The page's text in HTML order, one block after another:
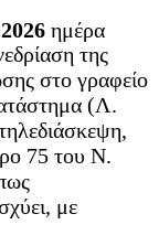
ημέρα
της
στο γραφείο
(Λ.
75 του Ν.
με